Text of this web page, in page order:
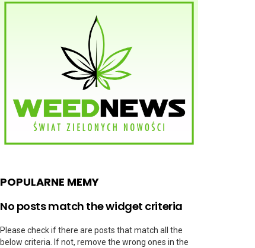
POPULARNE MEMY
No posts match the widget criteria
Please check if there are posts that match all the
below criteria. If not, remove the wrong ones in the